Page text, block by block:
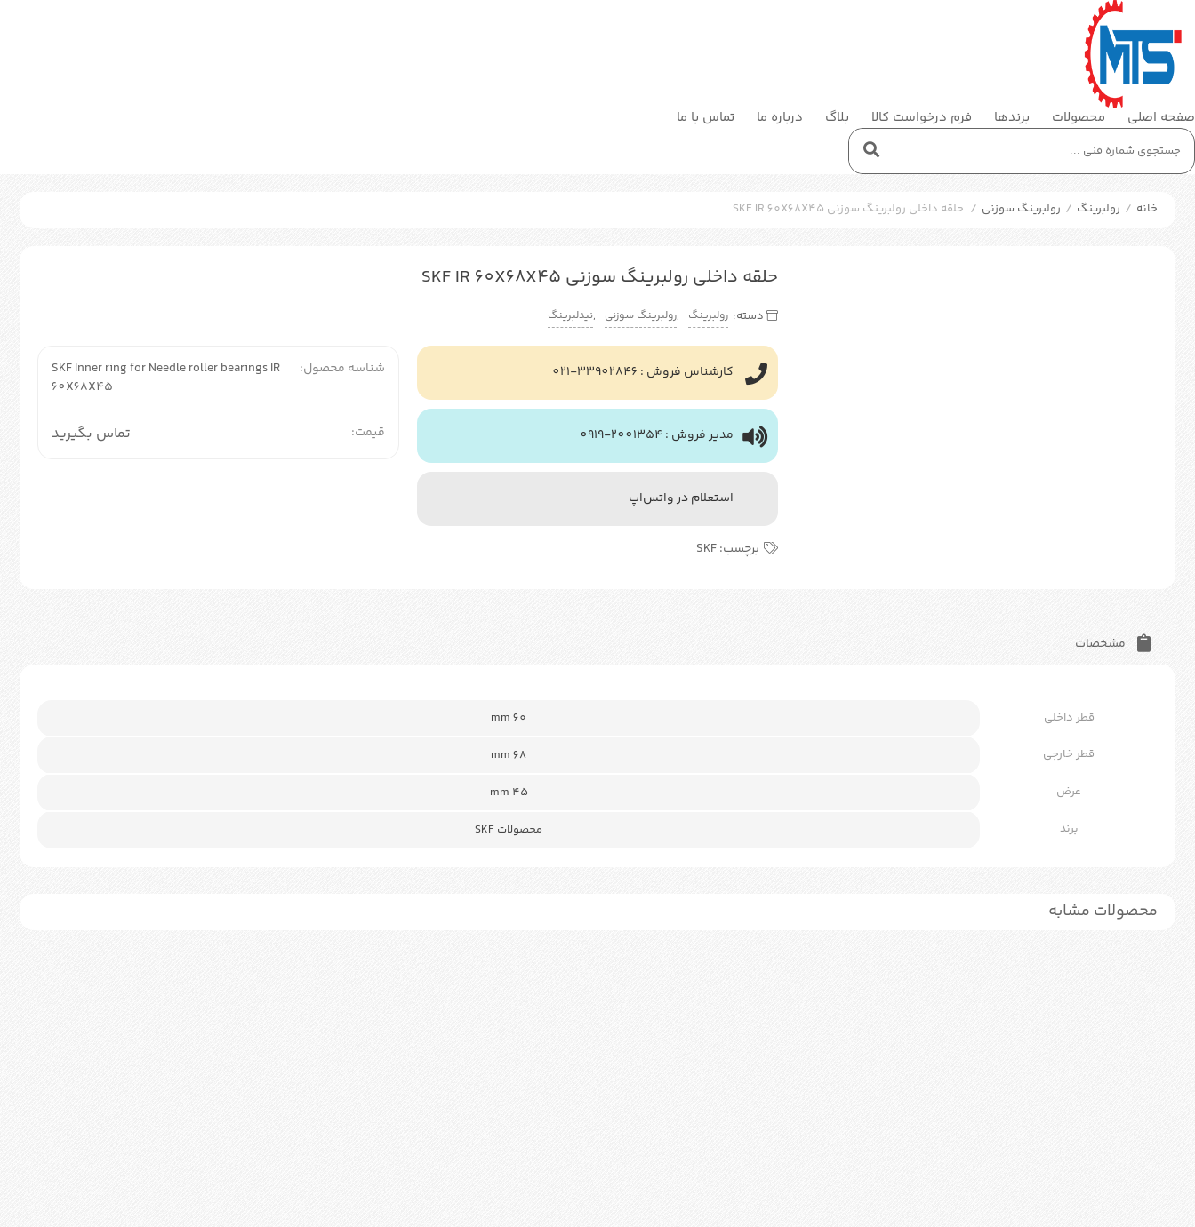
صفحه اصلی محصولات برندها فرم درخواست کالا بلاگ درباره ما تماس با ما
خانه / رولبرینگ / رولبرینگ سوزنی / حلقه داخلی رولبرینگ سوزنی SKF IR 60X68X45
حلقه داخلی رولبرینگ سوزنی SKF IR 60X68X45
دسته: رولبرینگ ,رولبرینگ سوزنی ,نیدلبرینگ
کارشناس فروش : 33902846-021
مدیر فروش : 2001354-0919
استعلام در واتس‌اپ
برچسب:SKF
شناسه محصول:
SKF Inner ring for Needle roller bearings IR
60X68X45
قیمت: تماس بگیرید
مشخصات
قطر داخلی 60 mm
قطر خارجی 68 mm
عرض 45 mm
برند محصولات SKF
محصولات مشابه